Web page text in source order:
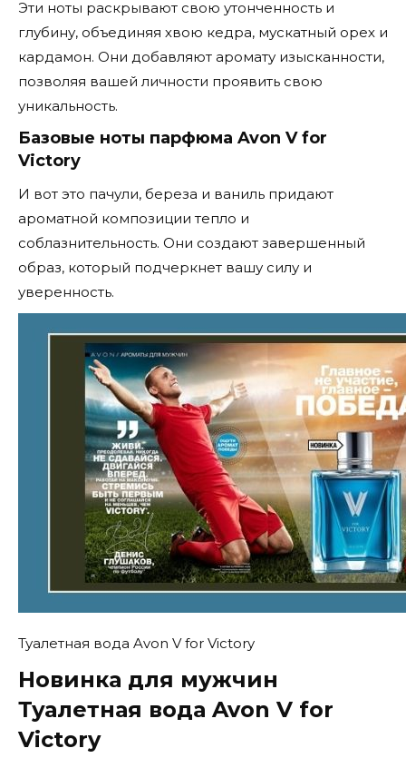
Эти ноты раскрывают свою утонченность и
глубину, объединяя хвою кедра, мускатный орех и
кардамон. Они добавляют аромату изысканности,
позволяя вашей личности проявить свою
уникальность.
Базовые ноты парфюма Avon V for
Victory
И вот это пачули, береза и ваниль придают
ароматной композиции тепло и
соблазнительность. Они создают завершенный
образ, который подчеркнет вашу силу и
уверенность.
Туалетная вода Avon V for Victory
Новинка для мужчин
Туалетная вода Avon V for
Victory